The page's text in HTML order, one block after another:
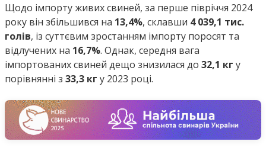
Щодо імпорту живих свиней, за перше півріччя 2024
року він збільшився на 13,4%, склавши 4 039,1 тис.
голів, із суттєвим зростанням імпорту поросят та
відлучених на 16,7%. Однак, середня вага
імпортованих свиней дещо знизилася до 32,1 кг у
порівнянні з 33,3 кг у 2023 році.